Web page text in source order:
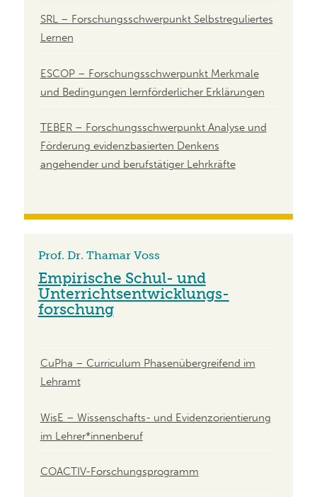
SRL – Forschungsschwerpunkt Selbstreguliertes
Lernen
ESCOP – Forschungsschwerpunkt Merkmale
und Bedingungen lernförderlicher Erklärungen
TEBER – Forschungsschwerpunkt Analyse und
Förderung evidenzbasierten Denkens
angehender und berufstätiger Lehrkräfte
Prof. Dr. Thamar Voss
Empirische Schul- und
Unterrichts­­­entwicklungs­­­
forschung
CuPha – Curriculum Phasenübergreifend im
Lehramt
WisE – Wissenschafts- und Evidenzorientierung
im Lehrer*innenberuf
COACTIV-Forschungsprogramm